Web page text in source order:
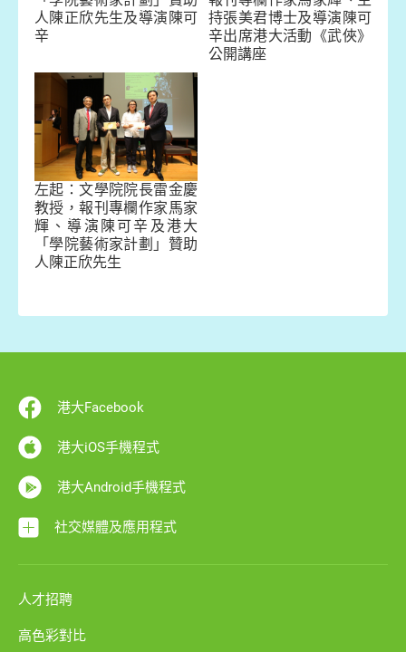
人陳正欣先生及導演陳可
辛
持張美君博士及導演陳可
辛出席港大活動《武俠》
公開講座
左起：文學院院長雷金慶
教授，報刊專欄作家馬家
輝、導演陳可辛及港大
「學院藝術家計劃」贊助
人陳正欣先生
港大Facebook
港大iOS手機程式
港大Android手機程式
社交媒體及應用程式
人才招聘
高色彩對比